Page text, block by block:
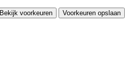
Bekijk voorkeuren Voorkeuren opslaan